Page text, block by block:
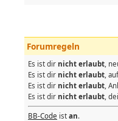
Forumregeln
Es ist dir nicht erlaubt,
Es ist dir nicht erlaubt,
Es ist dir nicht erlaubt,
Es ist dir nicht erlaubt,
BB-Code ist an.